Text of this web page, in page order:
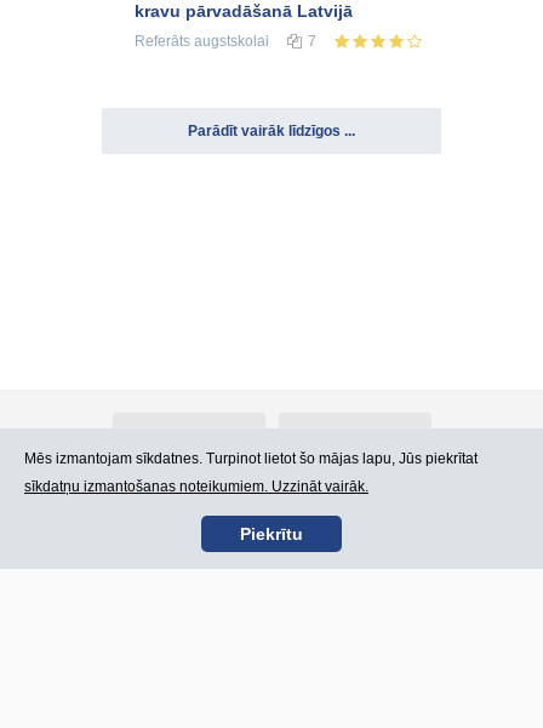
kravu pārvadāšanā Latvijā
Referāts augstskolai 7
Parādīt vairāk līdzīgos ...
Kontakti Lietošanas noteikumi
Mēs izmantojam sīkdatnes. Turpinot lietot šo mājas lapu, Jūs piekrītat
sīkdatņu izmantošanas noteikumiem. Uzzināt vairāk.
Piekrītu